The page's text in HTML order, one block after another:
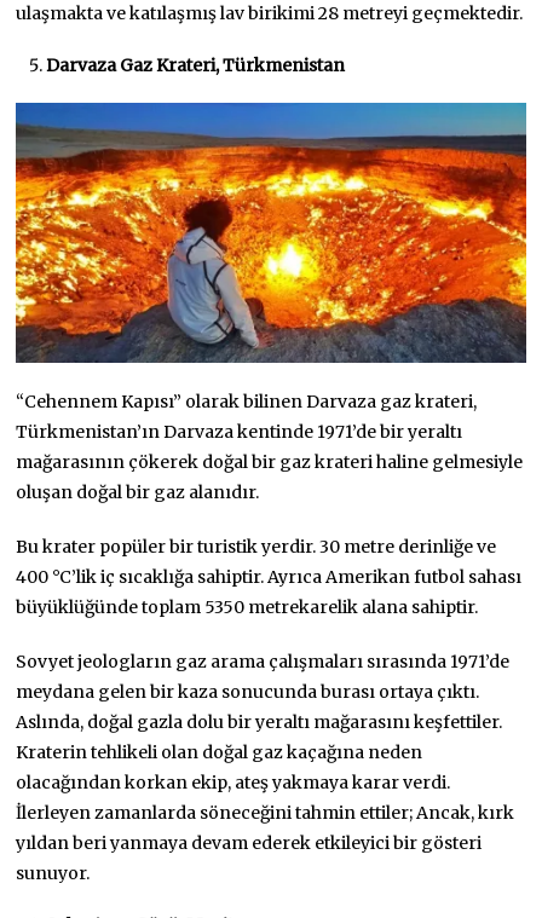
ulaşmakta ve katılaşmış lav birikimi 28 metreyi geçmektedir.
Darvaza Gaz Krateri, Türkmenistan
“Cehennem Kapısı” olarak bilinen Darvaza gaz krateri,
Türkmenistan’ın Darvaza kentinde 1971’de bir yeraltı
mağarasının çökerek doğal bir gaz krateri haline gelmesiyle
oluşan doğal bir gaz alanıdır.
Bu krater popüler bir turistik yerdir. 30 metre derinliğe ve
400 °C’lik iç sıcaklığa sahiptir. Ayrıca Amerikan futbol sahası
büyüklüğünde toplam 5350 metrekarelik alana sahiptir.
Sovyet jeologların gaz arama çalışmaları sırasında 1971’de
meydana gelen bir kaza sonucunda burası ortaya çıktı.
Aslında, doğal gazla dolu bir yeraltı mağarasını keşfettiler.
Kraterin tehlikeli olan doğal gaz kaçağına neden
olacağından korkan ekip, ateş yakmaya karar verdi.
İlerleyen zamanlarda söneceğini tahmin ettiler; Ancak, kırk
yıldan beri yanmaya devam ederek etkileyici bir gösteri
sunuyor.